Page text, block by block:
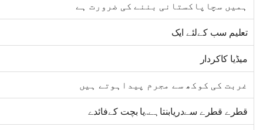
ہمیں سچاپاکستانی بننے کی ضرورت ہے
تعلیم سب کےلئے ایک
میڈیا کاکردار
غربت کی کوکھ سے مجرم پیداہوتے ہیں
قطرے قطرے سےدریابنتاہے..یا بچت کےفائدے